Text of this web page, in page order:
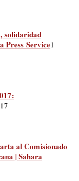
solidaridad
Press Service1
al Comisionado
| Sahara